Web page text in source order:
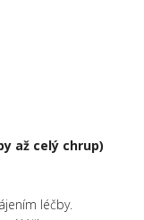
až celý chrup)
léčby.